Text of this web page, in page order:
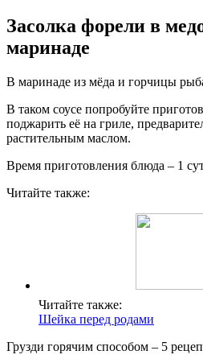
Засолка форели в
маринаде
В маринаде из мёда и горчицы
В таком соусе попробуйте
поджарить её на гриле,
растительным маслом.
Время приготовления блюда – 1
Читайте также:
Читайте также:
Шейка перед родами
Грузди горячим способом – 5